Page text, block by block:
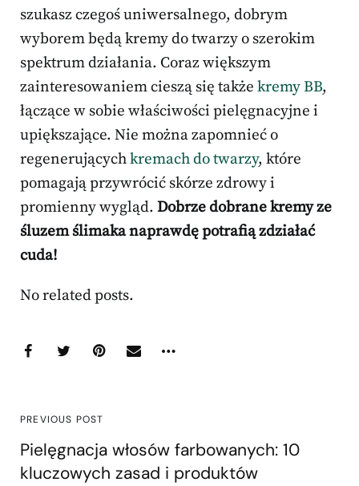
szukasz czegoś uniwersalnego, dobrym
wyborem będą kremy do twarzy o szerokim
spektrum działania. Coraz większym
zainteresowaniem cieszą się także kremy BB,
łączące w sobie właściwości pielęgnacyjne i
upiększające. Nie można zapomnieć o
regenerującychkremach do twarzy, które
pomagają przywrócić skórze zdrowy i
promienny wygląd. Dobrze dobrane kremy ze
śluzem ślimaka naprawdę potrafią zdziałać
cuda!
No related posts.
PREVIOUS POST
Pielęgnacja włosów farbowanych: 10
kluczowych zasad i produktów